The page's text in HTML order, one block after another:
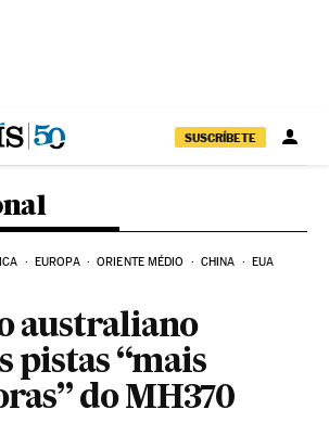
SUSCRÍBETE
EUROPA ORIENTE MÉDIO CHINA EUA
australiano
pistas “mais
do MH370